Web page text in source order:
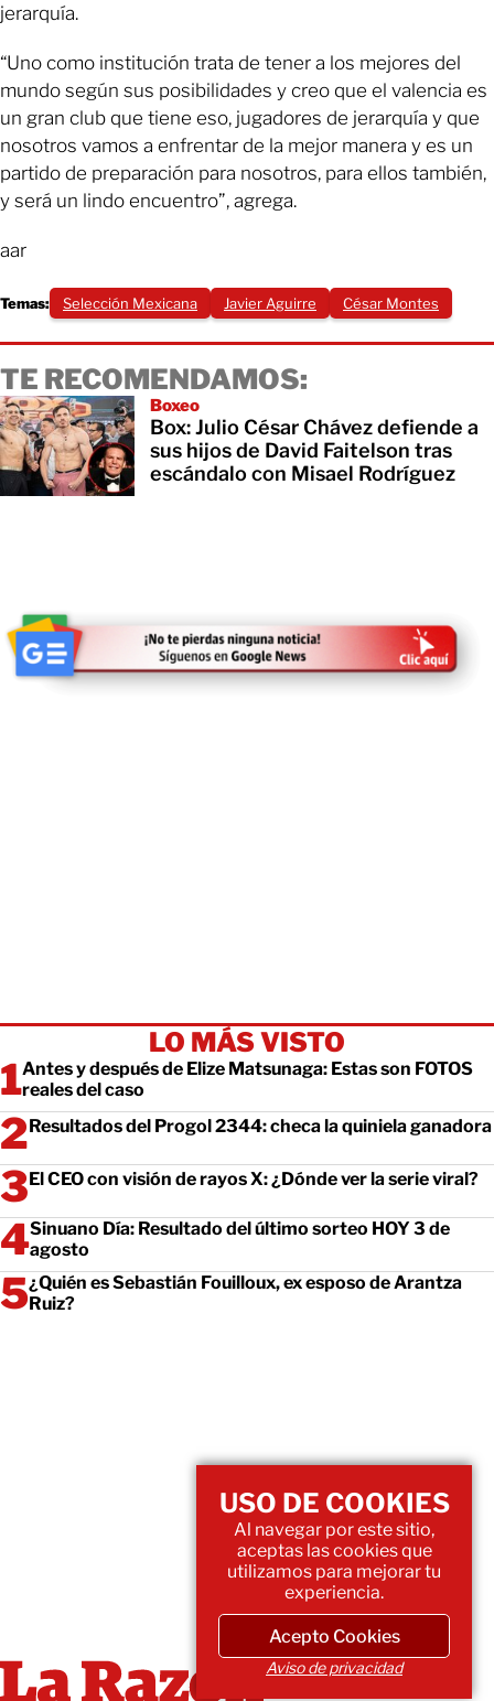
jerarquía.
“Uno como institución trata de tener a los mejores del
mundo según sus posibilidades y creo que el valencia es
un gran club que tiene eso, jugadores de jerarquía y que
nosotros vamos a enfrentar de la mejor manera y es un
partido de preparación para nosotros, para ellos también,
y será un lindo encuentro”, agrega.
aar
Temas: Selección Mexicana Javier Aguirre César Montes
TE RECOMENDAMOS:
Boxeo
Box: Julio César Chávez defiende a
sus hijos de David Faitelson tras
escándalo con Misael Rodríguez
LO MÁS VISTO
Antes y después de Elize Matsunaga: Estas son FOTOS
reales del caso
Resultados del Progol 2344: checa la quiniela ganadora
El CEO con visión de rayos X: ¿Dónde ver la serie viral?
Sinuano Día: Resultado del último sorteo HOY 3 de
agosto
¿Quién es Sebastián Fouilloux, ex esposo de Arantza
Ruiz?
USO DE COOKIES
Al navegar por este sitio,
aceptas las cookies que
utilizamos para mejorar tu
experiencia.
Acepto Cookies
Aviso de privacidad